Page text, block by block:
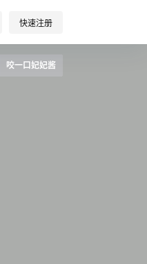
快速注册
咬一口妃妃酱